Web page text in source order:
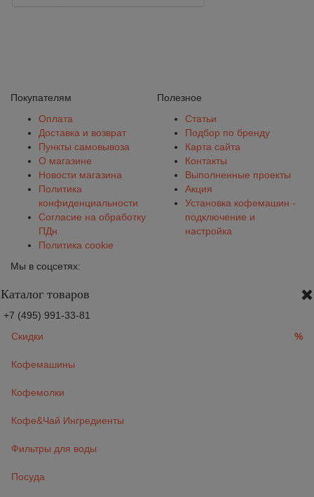
Покупателям
Оплата
Доставка и возврат
Пункты самовывоза
О магазине
Новости магазина
Политика
конфиденциальности
Согласие на обработку
ПДн
Политика cookie
Полезное
Статьи
Подбор по бренду
Карта сайта
Контакты
Выполненные проекты
Акция
Установка кофемашин -
подключение и
настройка
Мы в соцсетях:
Каталог товаров
+7 (495) 991-33-81
Скидки
%
Кофемашины
Кофемолки
Кофе&Чай Ингредиенты
Фильтры для воды
Посуда